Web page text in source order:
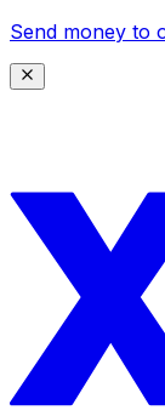
Send money to